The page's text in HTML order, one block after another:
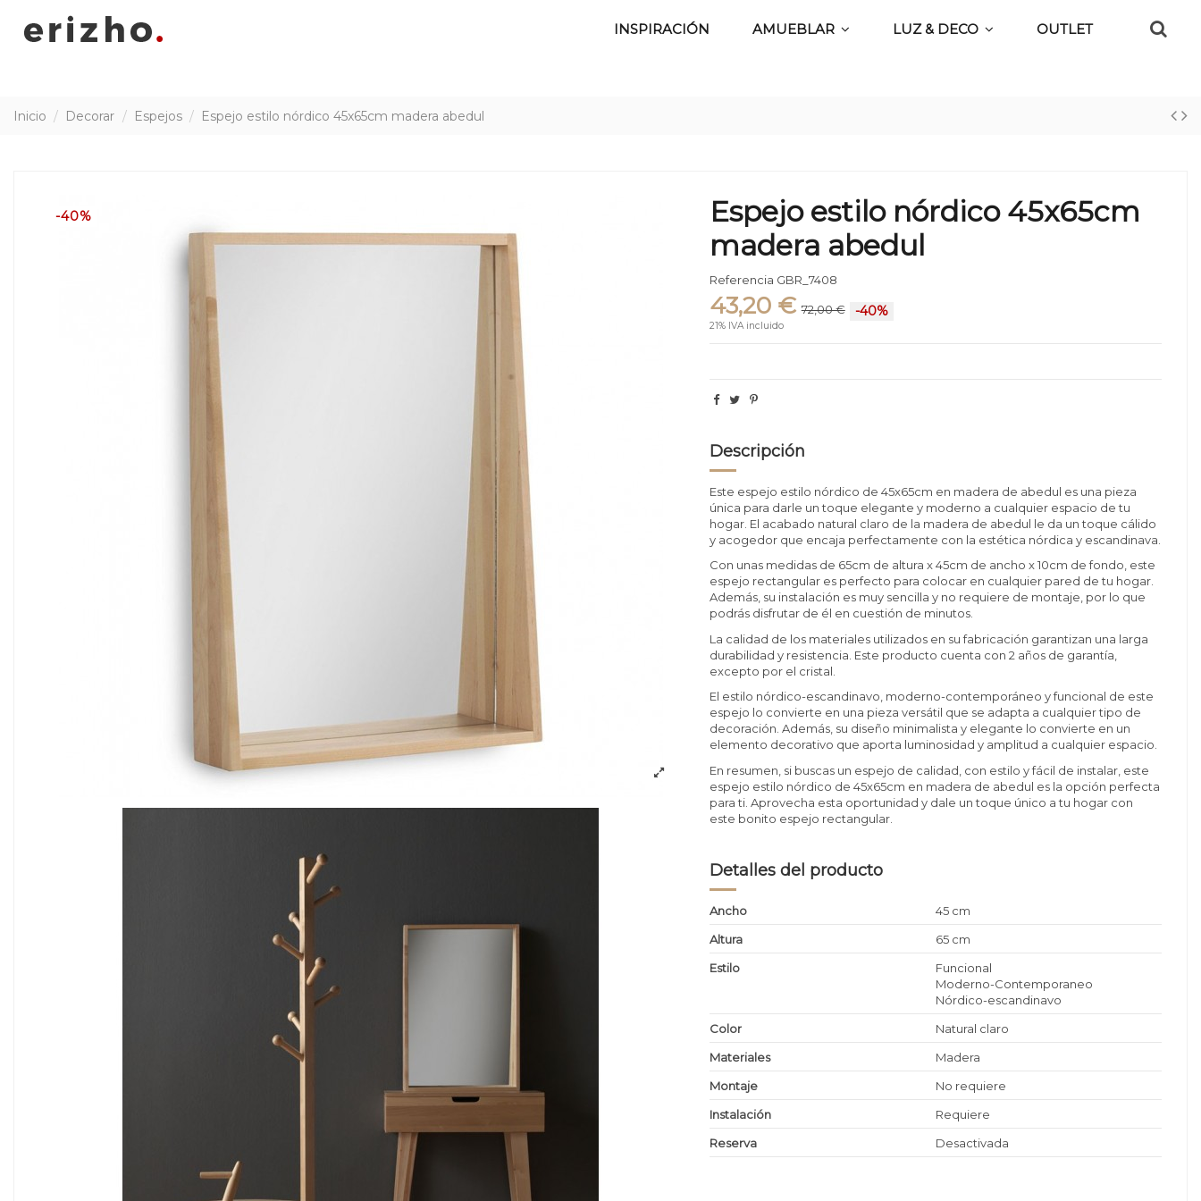
INSPIRACIÓN AMUEBLAR LUZ & DECO OUTLET
Inicio Decorar Espejos Espejo estilo nórdico 45x65cm madera abedul
-40%
Espejo estilo nórdico 45x65cm
madera abedul
Referencia GBR_7408
43,20 € 72,00 € -40%
21% IVA incluido
Descripción
Este espejo estilo nórdico de 45x65cm en madera de abedul es una pieza
única para darle un toque elegante y moderno a cualquier espacio de tu
hogar. El acabado natural claro de la madera de abedul le da un toque cálido
y acogedor que encaja perfectamente con la estética nórdica y escandinava.
Con unas medidas de 65cm de altura x 45cm de ancho x 10cm de fondo, este
espejo rectangular es perfecto para colocar en cualquier pared de tu hogar.
Además, su instalación es muy sencilla y no requiere de montaje, por lo que
podrás disfrutar de él en cuestión de minutos.
La calidad de los materiales utilizados en su fabricación garantizan una larga
durabilidad y resistencia. Este producto cuenta con 2 años de garantía,
excepto por el cristal.
El estilo nórdico-escandinavo, moderno-contemporáneo y funcional de este
espejo lo convierte en una pieza versátil que se adapta a cualquier tipo de
decoración. Además, su diseño minimalista y elegante lo convierte en un
elemento decorativo que aporta luminosidad y amplitud a cualquier espacio.
En resumen, si buscas un espejo de calidad, con estilo y fácil de instalar, este
espejo estilo nórdico de 45x65cm en madera de abedul es la opción perfecta
para ti. Aprovecha esta oportunidad y dale un toque único a tu hogar con
este bonito espejo rectangular.
Detalles del producto
Ancho
45 cm
Altura
65 cm
Estilo
Funcional
Moderno-Contemporaneo
Nórdico-escandinavo
Color
Natural claro
Materiales
Madera
Montaje
No requiere
Instalación
Requiere
Reserva
Desactivada